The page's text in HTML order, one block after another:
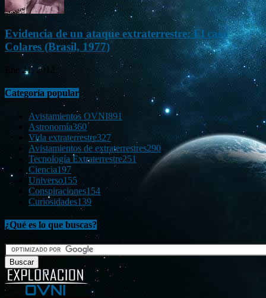
Evidencia de un ataque extraterrestre: El caso
Colares (Brasil, 1977)
Ene 21, 2012
Categoría popular
Avistamientos OVNI891
Astronomía360
Vida extraterrestre327
Avistamientos de extraterrestres290
Tecnología Extraterrestre251
Ciencia197
Universo155
Conspiraciones154
Curiosidades139
¿Qué es lo que buscas?